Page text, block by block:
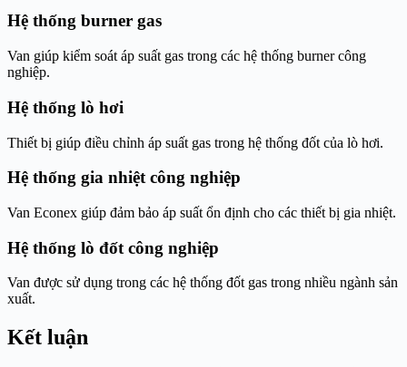
Hệ thống burner gas
Van giúp kiểm soát áp suất gas trong các hệ thống burner công
nghiệp.
Hệ thống lò hơi
Thiết bị giúp điều chỉnh áp suất gas trong hệ thống đốt của lò hơi.
Hệ thống gia nhiệt công nghiệp
Van Econex giúp đảm bảo áp suất ổn định cho các thiết bị gia nhiệt.
Hệ thống lò đốt công nghiệp
Van được sử dụng trong các hệ thống đốt gas trong nhiều ngành sản
xuất.
Kết luận